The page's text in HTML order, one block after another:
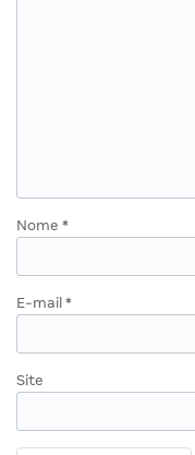
Nome *
E-mail *
Site